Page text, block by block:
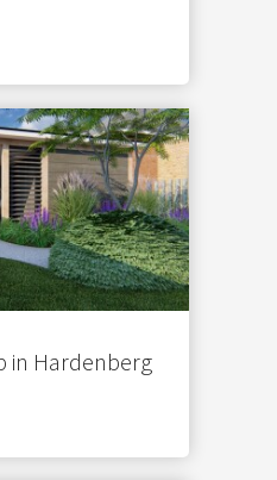
in Hardenberg